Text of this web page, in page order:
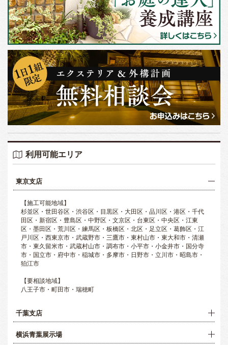
利用可能エリア
東京支店
【施工可能地域】
杉並区・世田谷区・渋谷区・目黒区・大田区・品川区・港区・千代
田区・新宿区・豊島区・中野区・文京区・台東区・中央区・江東
区・墨田区・荒川区・練馬区・板橋区・北区・足立区・葛飾区・江
戸川区・西東京市・武蔵野市・三鷹市・東村山市・東大和市・清瀬
市・東久留米市・武蔵村山市・調布市・小平市・小金井市・国分寺
市・国立市・府中市・稲城市・多摩市・日野市・立川市・昭島市・
狛江市
【要相談地域】
八王子市・町田市・瑞穂町
千葉支店
横浜青葉展示場